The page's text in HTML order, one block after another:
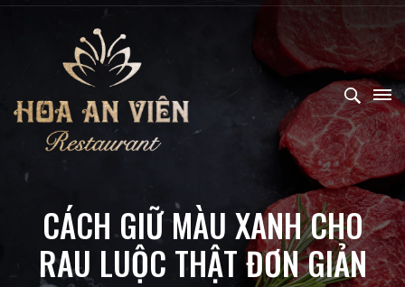
CÁCH GIỮ MÀU XANH CHO
RAU LUỘC THẬT ĐƠN GIẢN